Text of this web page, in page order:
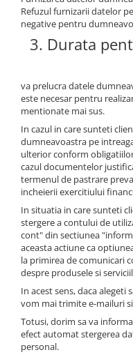
Refuzul furnizarii datelor
negative pentru
3. Durata
va prelucra datele
este necesar pentru
mentionate mai sus.
In cazul in care sunteti
dumneavoastra pe
ulterior conform
cazul documentelor
termenul de pastrare
incheierii exercitiului
In situatia in care sunteti
stergere a contului de
cont" din sectiunea
aceasta actiune ca
la primirea de comunicari
despre produsele si
In acest sens, daca
vom mai trimite e-mailuri
Totusi, dorim sa va
efect automat stergerea
personal.